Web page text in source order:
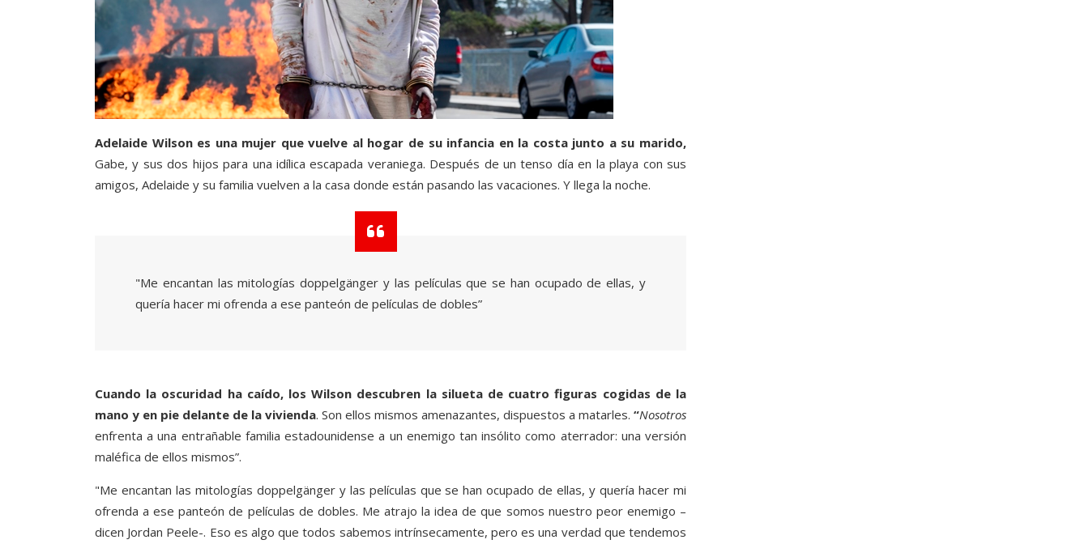
Adelaide Wilson es una mujer que vuelve al hogar de su infancia en la costa junto a su marido,
Gabe, y sus dos hijos para una idílica escapada veraniega. Después de un tenso día en la playa con sus
amigos, Adelaide y su familia vuelven a la casa donde están pasando las vacaciones. Y llega la noche.
"Me encantan las mitologías doppelgänger y las películas que se han ocupado de ellas, y
quería hacer mi ofrenda a ese panteón de películas de dobles”
Cuando la oscuridad ha caído, los Wilson descubren la silueta de cuatro figuras cogidas de la
mano y en pie delante de la vivienda. Son ellos mismos amenazantes, dispuestos a matarles. “Nosotros
enfrenta a una entrañable familia estadounidense a un enemigo tan insólito como aterrador: una versión
maléfica de ellos mismos”.
"Me encantan las mitologías doppelgänger y las películas que se han ocupado de ellas, y quería hacer mi
ofrenda a ese panteón de películas de dobles. Me atrajo la idea de que somos nuestro peor enemigo –
dicen Jordan Peele-. Eso es algo que todos sabemos intrínsecamente, pero es una verdad que tendemos